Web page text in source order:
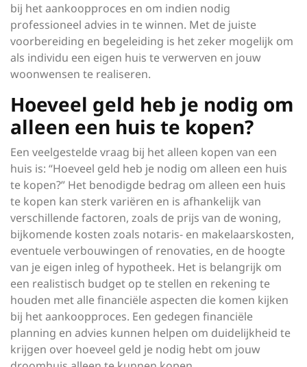
bij het aankoopproces en om indien nodig
professioneel advies in te winnen. Met de juiste
voorbereiding en begeleiding is het zeker mogelijk om
als individu een eigen huis te verwerven en jouw
woonwensen te realiseren.
Hoeveel geld heb je nodig om
alleen een huis te kopen?
Een veelgestelde vraag bij het alleen kopen van een
huis is: “Hoeveel geld heb je nodig om alleen een huis
te kopen?” Het benodigde bedrag om alleen een huis
te kopen kan sterk variëren en is afhankelijk van
verschillende factoren, zoals de prijs van de woning,
bijkomende kosten zoals notaris- en makelaarskosten,
eventuele verbouwingen of renovaties, en de hoogte
van je eigen inleg of hypotheek. Het is belangrijk om
een realistisch budget op te stellen en rekening te
houden met alle financiële aspecten die komen kijken
bij het aankoopproces. Een gedegen financiële
planning en advies kunnen helpen om duidelijkheid te
krijgen over hoeveel geld je nodig hebt om jouw